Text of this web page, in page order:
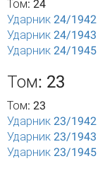
Том: 24
Ударник 24/1942
Ударник 24/1943
Ударник 24/1945
Том: 23
Том: 23
Ударник 23/1942
Ударник 23/1943
Ударник 23/1945